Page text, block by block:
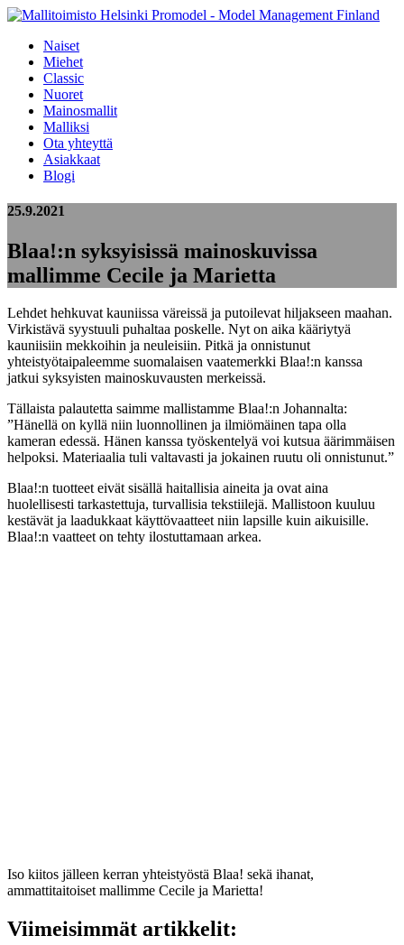
Naiset
Miehet
Classic
Nuoret
Mainosmallit
Malliksi
Ota yhteyttä
Asiakkaat
Blogi
25.9.2021
Blaa!:n syksyisissä mainoskuvissa
mallimme Cecile ja Marietta
Lehdet hehkuvat kauniissa väreissä ja putoilevat hiljakseen maahan.
Virkistävä syystuuli puhaltaa poskelle. Nyt on aika kääriytyä
kauniisiin mekkoihin ja neuleisiin. Pitkä ja onnistunut
yhteistyötaipaleemme suomalaisen vaatemerkki Blaa!:n kanssa
jatkui syksyisten mainoskuvausten merkeissä.
Tällaista palautetta saimme mallistamme Blaa!:n Johannalta:
”Hänellä on kyllä niin luonnollinen ja ilmiömäinen tapa olla
kameran edessä. Hänen kanssa työskentelyä voi kutsua äärimmäisen
helpoksi. Materiaalia tuli valtavasti ja jokainen ruutu oli onnistunut.”
Blaa!:n tuotteet eivät sisällä haitallisia aineita ja ovat aina
huolellisesti tarkastettuja, turvallisia tekstiilejä. Mallistoon kuuluu
kestävät ja laadukkaat käyttövaatteet niin lapsille kuin aikuisille.
Blaa!:n vaatteet on tehty ilostuttamaan arkea.
Iso kiitos jälleen kerran yhteistyöstä Blaa! sekä ihanat,
ammattitaitoiset mallimme Cecile ja Marietta!
Viimeisimmät artikkelit: